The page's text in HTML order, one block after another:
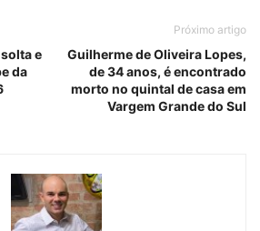
e
da
Próximo artigo
Guilherme de Oliveira Lopes,
de 34 anos, é encontrado
morto no quintal de casa em
Vargem Grande do Sul